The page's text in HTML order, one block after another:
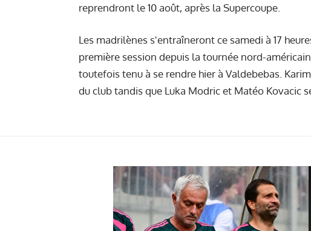
reprendront le 10 août, après la Supercoupe.
Les madrilènes s'entraîneront ce samedi à 17
première session depuis la tournée nord-
toutefois tenu à se rendre hier à Valdebebas.
du club tandis que Luka Modric et Matéo Kovacic